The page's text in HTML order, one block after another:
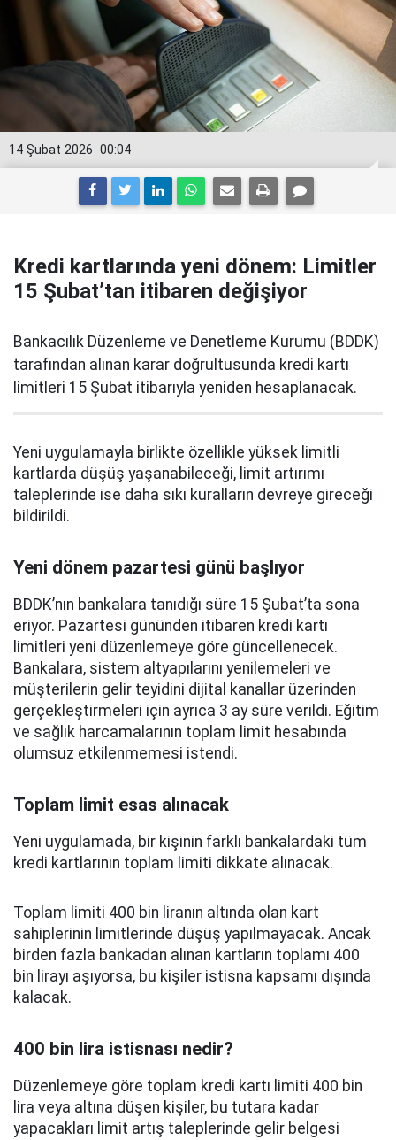
00:04
14 Şubat 2026
Kredi kartlarında yeni dönem: Limitler
15 Şubat’tan itibaren değişiyor
Bankacılık Düzenleme ve Denetleme Kurumu (BDDK)
tarafından alınan karar doğrultusunda kredi kartı
limitleri 15 Şubat itibarıyla yeniden hesaplanacak.
Yeni uygulamayla birlikte özellikle yüksek limitli
kartlarda düşüş yaşanabileceği, limit artırımı
taleplerinde ise daha sıkı kuralların devreye gireceği
bildirildi.
Yeni dönem pazartesi günü başlıyor
BDDK’nın bankalara tanıdığı süre 15 Şubat’ta sona
eriyor. Pazartesi gününden itibaren kredi kartı
limitleri yeni düzenlemeye göre güncellenecek.
Bankalara, sistem altyapılarını yenilemeleri ve
müşterilerin gelir teyidini dijital kanallar üzerinden
gerçekleştirmeleri için ayrıca 3 ay süre verildi. Eğitim
ve sağlık harcamalarının toplam limit hesabında
olumsuz etkilenmemesi istendi.
Toplam limit esas alınacak
Yeni uygulamada, bir kişinin farklı bankalardaki tüm
kredi kartlarının toplam limiti dikkate alınacak.
Toplam limiti 400 bin liranın altında olan kart
sahiplerinin limitlerinde düşüş yapılmayacak. Ancak
birden fazla bankadan alınan kartların toplamı 400
bin lirayı aşıyorsa, bu kişiler istisna kapsamı dışında
kalacak.
400 bin lira istisnası nedir?
Düzenlemeye göre toplam kredi kartı limiti 400 bin
lira veya altına düşen kişiler, bu tutara kadar
yapacakları limit artış taleplerinde gelir belgesi